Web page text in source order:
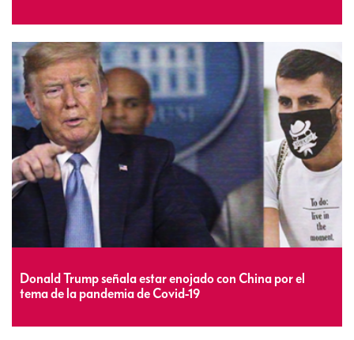
Donald Trump señala estar enojado con China por el
tema de la pandemia de Covid-19